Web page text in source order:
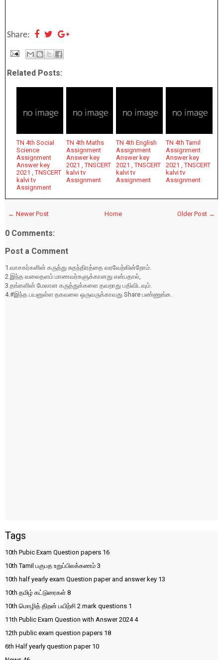
Share:
Related Posts:
TN 4th Social
Science
Assignment
Answer key
2021 , TNSCERT
kalvi tv
Assignment
TN 4th Maths
Assignment
Answer key
2021 , TNSCERT
kalvi tv
Assignment
TN 4th English
Assignment
Answer key
2021 , TNSCERT
kalvi tv
Assignment
TN 4th Tamil
Assignment
Answer key
2021 , TNSCERT
kalvi tv
Assignment
← Newer Post Older Post →
Home
0 Comments:
Post a Comment
1.வாசகர்களின் கருத்து சுதந்திரத்தை வரவேற்கின்றோம்.
2.இந்த வலைதளம் மாணவர்களுக்கானது என்பதால்,
3.தங்களின் மேலான கருத்துக்களை தவறாது பதிவிடவும்.
4.#இந்த பயனுள்ள தகவலை ஒருவருக்காவது Share பண்ணுங்க.
Tags
10th Pubic Exam Question papers 16
10th Tamil பகுபத உறுப்பிலக்கணம் 3
10th half yearly exam Question paper and answer key 13
10th தமிழ் கட்டுரைகள் 8
10th மொழித் திறன் பயிற்சி 2 mark questions 1
11th Public Exam Question with Answer 20244
12th public exam question papers 18
6th Half yearly question paper 10